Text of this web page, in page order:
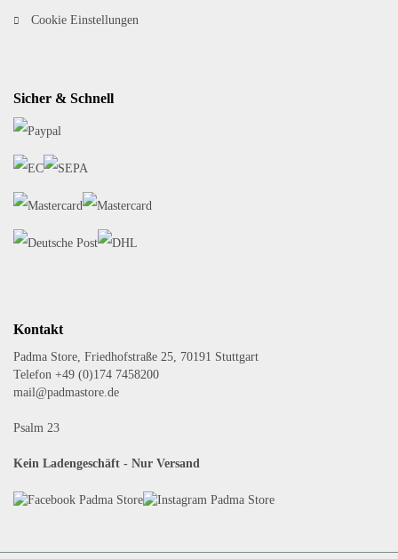
Cookie Einstellungen
Sicher & Schnell
Kontakt
Padma Store, Friedhofstraße 25, 70191 Stuttgart
Telefon +49 (0)174 7458200
mail@padmastore.de
Psalm 23
Kein Ladengeschäft - Nur Versand